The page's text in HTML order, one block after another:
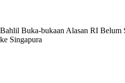
Bahlil Buka-bukaan Alasan RI Belum
ke Singapura